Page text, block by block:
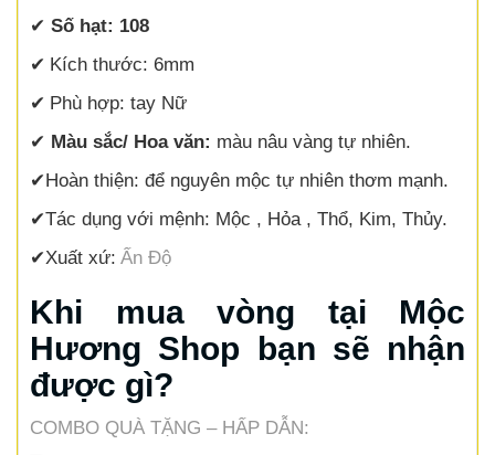
✔ Số hạt: 108
✔ Kích thước: 6mm
✔ Phù hợp: tay Nữ
✔ Màu sắc/ Hoa văn: màu nâu vàng tự nhiên.
✔Hoàn thiện: để nguyên mộc tự nhiên thơm mạnh.
✔Tác dụng với mệnh: Mộc , Hỏa , Thổ, Kim, Thủy.
✔Xuất xứ: Ấn Độ
Khi mua vòng tại Mộc
Hương Shop bạn sẽ nhận
được gì?
COMBO QUÀ TẶNG – HẤP DẪN: